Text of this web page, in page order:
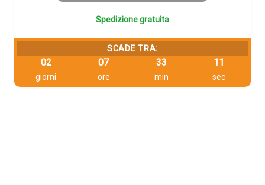
Spedizione gratuita
SCADE TRA:
02
giorni
07
ore
33
min
11
sec